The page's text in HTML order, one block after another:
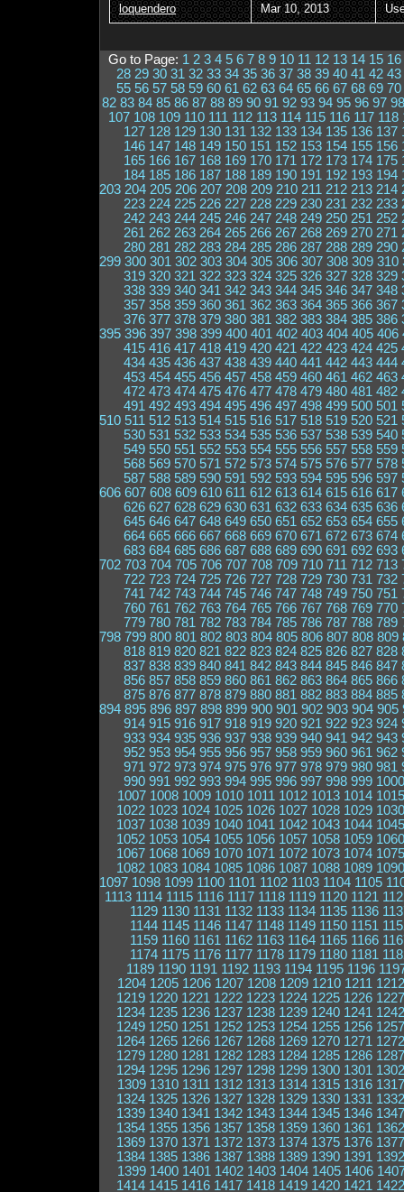
loquendero Mar 10, 2013
Go to Page: 1 2 3 4 5 6 7 8 9 10 11 12 13 14 15 16
28 29 30 31 32 33 34 35 36 37 38 39 40 41 42 43
55 56 57 58 59 60 61 62 63 64 65 66 67 68 69 70
82 83 84 85 86 87 88 89 90 91 92 93 94 95 96 97 98
107 108 109 110 111 112 113 114 115 116 117 118
127 128 129 130 131 132 133 134 135 136 137
146 147 148 149 150 151 152 153 154 155 156
165 166 167 168 169 170 171 172 173 174 175
184 185 186 187 188 189 190 191 192 193 194
203 204 205 206 207 208 209 210 211 212 213 214
223 224 225 226 227 228 229 230 231 232 233
242 243 244 245 246 247 248 249 250 251 252
261 262 263 264 265 266 267 268 269 270 271
280 281 282 283 284 285 286 287 288 289 290
299 300 301 302 303 304 305 306 307 308 309 310
319 320 321 322 323 324 325 326 327 328 329
338 339 340 341 342 343 344 345 346 347 348
357 358 359 360 361 362 363 364 365 366 367
376 377 378 379 380 381 382 383 384 385 386
395 396 397 398 399 400 401 402 403 404 405 406
415 416 417 418 419 420 421 422 423 424 425
434 435 436 437 438 439 440 441 442 443 444
453 454 455 456 457 458 459 460 461 462 463
472 473 474 475 476 477 478 479 480 481 482
491 492 493 494 495 496 497 498 499 500 501
510 511 512 513 514 515 516 517 518 519 520 521
530 531 532 533 534 535 536 537 538 539 540
549 550 551 552 553 554 555 556 557 558 559
568 569 570 571 572 573 574 575 576 577 578
587 588 589 590 591 592 593 594 595 596 597
606 607 608 609 610 611 612 613 614 615 616 617
626 627 628 629 630 631 632 633 634 635 636
645 646 647 648 649 650 651 652 653 654 655
664 665 666 667 668 669 670 671 672 673 674
683 684 685 686 687 688 689 690 691 692 693
702 703 704 705 706 707 708 709 710 711 712 713
722 723 724 725 726 727 728 729 730 731 732
741 742 743 744 745 746 747 748 749 750 751
760 761 762 763 764 765 766 767 768 769 770
779 780 781 782 783 784 785 786 787 788 789
798 799 800 801 802 803 804 805 806 807 808 809
818 819 820 821 822 823 824 825 826 827 828
837 838 839 840 841 842 843 844 845 846 847
856 857 858 859 860 861 862 863 864 865 866
875 876 877 878 879 880 881 882 883 884 885
894 895 896 897 898 899 900 901 902 903 904 905
914 915 916 917 918 919 920 921 922 923 924
933 934 935 936 937 938 939 940 941 942 943
952 953 954 955 956 957 958 959 960 961 962
971 972 973 974 975 976 977 978 979 980 981
990 991 992 993 994 995 996 997 998 999 1000
1007 1008 1009 1010 1011 1012 1013 1014 1015
1022 1023 1024 1025 1026 1027 1028 1029 1030
1037 1038 1039 1040 1041 1042 1043 1044 1045
1052 1053 1054 1055 1056 1057 1058 1059 1060
1067 1068 1069 1070 1071 1072 1073 1074 1075
1082 1083 1084 1085 1086 1087 1088 1089 1090
1097 1098 1099 1100 1101 1102 1103 1104 1105
1113 1114 1115 1116 1117 1118 1119 1120 1121
1129 1130 1131 1132 1133 1134 1135 1136
1144 1145 1146 1147 1148 1149 1150 1151
1159 1160 1161 1162 1163 1164 1165 1166
1174 1175 1176 1177 1178 1179 1180 1181
1189 1190 1191 1192 1193 1194 1195 1196
1204 1205 1206 1207 1208 1209 1210 1211 1212
1219 1220 1221 1222 1223 1224 1225 1226 1227
1234 1235 1236 1237 1238 1239 1240 1241 1242
1249 1250 1251 1252 1253 1254 1255 1256 1257
1264 1265 1266 1267 1268 1269 1270 1271 1272
1279 1280 1281 1282 1283 1284 1285 1286 1287
1294 1295 1296 1297 1298 1299 1300 1301 1302
1309 1310 1311 1312 1313 1314 1315 1316 1317
1324 1325 1326 1327 1328 1329 1330 1331 1332
1339 1340 1341 1342 1343 1344 1345 1346 1347
1354 1355 1356 1357 1358 1359 1360 1361 1362
1369 1370 1371 1372 1373 1374 1375 1376 1377
1384 1385 1386 1387 1388 1389 1390 1391 1392
1399 1400 1401 1402 1403 1404 1405 1406
1414 1415 1416 1417 1418 1419 1420 1421 1422